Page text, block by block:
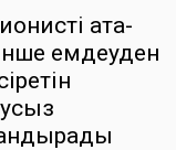
ата-
емдеуден